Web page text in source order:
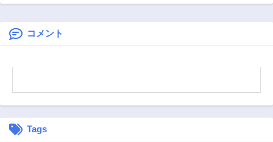
第282話 第281話
第280話
第274話
と、夫を亡くした
コメント
Tags